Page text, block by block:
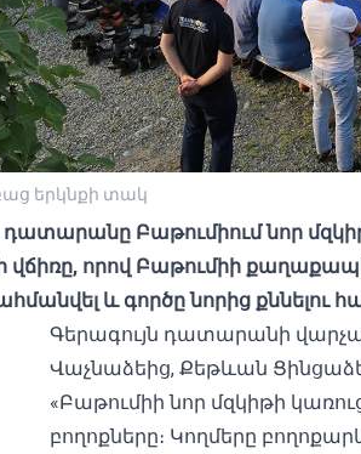
երկնքի տակ
Բաթումիում նոր
որով Բաթումիի
և գործը նորից քննելու
Գերագույն դատարանի
Վաչնաձեից, Քեթևան
«Բաթումիի նոր մզկիթի
բողոքները։ Կողմերը